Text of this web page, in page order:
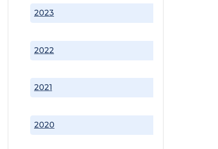
2020
2021
2022
2023